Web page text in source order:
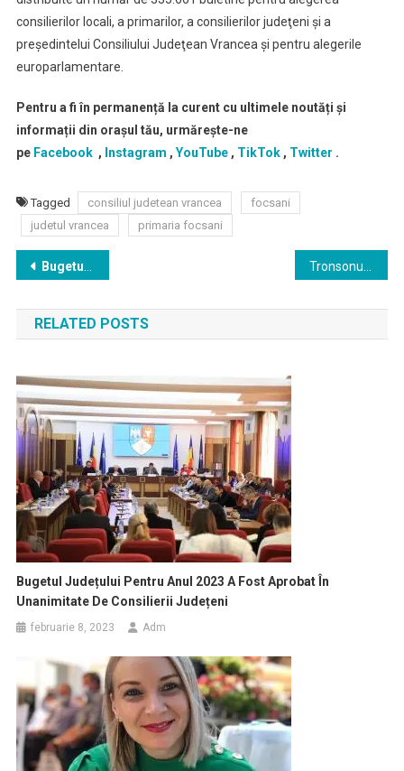
consilierilor locali, a primarilor, a consilierilor judeţeni şi a
preşedintelui Consiliului Judeţean Vrancea şi pentru alegerile
europarlamentare.
Pentru a fi în permanență la curent cu ultimele noutăți și
informații din orașul tău, urmărește-ne
pe Facebook , Instagram , YouTube, TikTok , Twitter .
Tagged consiliul judetean vrancea
focsani
judetul vrancea
primaria focsani
Navigare
în
articole
Bugetul județului pentru anul 2023 a fost aprobat în unanimitate de consilierii județeni Tronsonul 3 Buzău-Focşani va fi dat în circulaţie vineri, începând cu ora 15,00, urmând ca luni încă un lot dintre Ploieşti şi Buzău să poată fi circulat
RELATED POSTS
Bugetul Județului Pentru Anul 2023 A Fost Aprobat În
Unanimitate De Consilierii Județeni
februarie 8, 2023 Adm